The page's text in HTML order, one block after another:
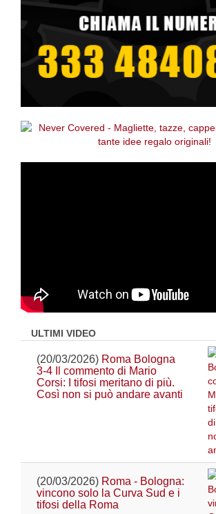
ULTIMI VIDEO
(20/03/2026) Roma Bologna
3-4 Il commento di Mario
Corsi: I tifosi meritano di più.
Così non si può andare avanti
(20/03/2026) Roma - Bologna:
vincono solo la Curva Sud e i
tifosi della Roma